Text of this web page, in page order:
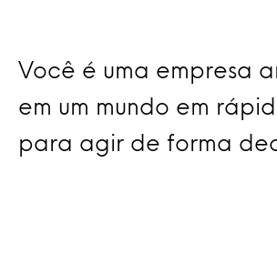
Você é uma empresa
em um mundo em
para agir de forma